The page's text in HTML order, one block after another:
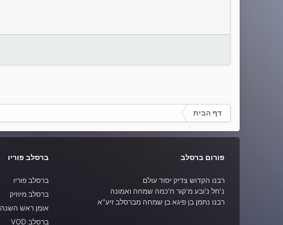
דף הבית
פורום ברסלב
רבנו הקדוש צדיק יסוד עולם
נ'חל נ'ובע מ'קור ח'כמה שמחה ואמונה
רבנו נחמן בן פיגא בן שמחה מברסלב זיע"א
ברסלב פוריו
ברסלב פוריו
ברסלב מיוזיק
אומן ראש השנה
ברסלב VOD